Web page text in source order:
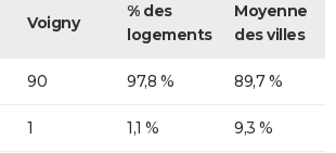
Voigny
% des
logements
Moyenne
des villes
90 97,8 % 89,7 %
1 1,1 % 9,3 %